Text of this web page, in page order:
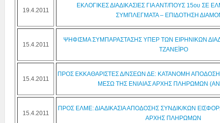
19.4.2011
ΕΚΛΟΓΙΚΕΣ ΔΙΑΔΙΚΑΣΙΕΣ ΓΙΑ ΑΝΤ/ΠΟΥΣ 15ου ΣΕ
ΣΥΜΠΛΕΓΜΑΤΑ – ΕΠΙΔΟΤΗΣΗ
15.4.2011
ΨΗΦΙΣΜΑ ΣΥΜΠΑΡΑΣΤΑΣΗΣ ΥΠΕΡ ΤΩΝ ΕΙΡΗΝΙΚΩΝ
ΤΖΑΝΕΪΡΟ
15.4.2011
ΠΡΟΣ ΕΚΚΑΘΑΡΙΣΤΕΣ Δ/ΝΣΕΩΝ ΔΕ: ΚΑΤΑΝΟΜΗ
ΜΕΣΩ ΤΗΣ ΕΝΙΑΙΑΣ ΑΡΧΗΣ ΠΛΗΡΩΜΩΝ
15.4.2011
ΠΡΟΣ ΕΛΜΕ: ΔΙΑΔΙΚΑΣΙΑ ΑΠΟΔΟΣΗΣ ΣΥΝΔΙΚ/ΚΩΝ
ΑΡΧΗΣ ΠΛΗΡΩΜΩΝ